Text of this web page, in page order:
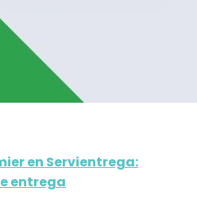
en Servientrega:
entrega